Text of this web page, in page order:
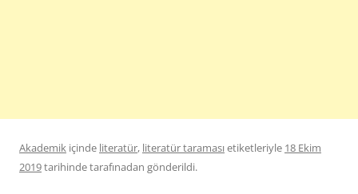
Akademik içinde literatür, literatür taramasıetiketleriyle 18 Ekim
2019tarihindetarafınadan gönderildi.